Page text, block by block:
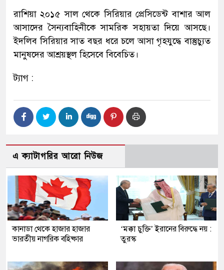
রাশিয়া ২০১৫ সাল থেকে সিরিয়ার প্রেসিডেন্ট বাশার আল
আসাদের সৈন্যবাহিনীকে সামরিক সহায়তা দিয়ে আসছে।
ইদলিব সিরিয়ার সাত বছর ধরে চলে আসা গৃহযুদ্ধে বাস্তুচ্যুত
মানুষদের আশ্রয়স্থল হিসেবে বিবেচিত।
ট্যাগ :
এ ক্যাটাগরির আরো নিউজ
কানাডা থেকে হাজার হাজার
ভারতীয় নাগরিক বহিষ্কার
‘মক্কা চুক্তি’ ইরানের বিরুদ্ধে নয় :
তুরস্ক